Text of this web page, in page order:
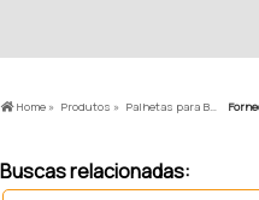
Home » Produtos » Palhetas para Bomba a Vácuo »
Buscas relacionadas: